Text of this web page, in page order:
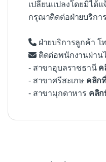
เปลี่ยนแปลงโดยมิได้
กรุณาติดต่อฝ่ายบริกา
ฝ่ายบริการลูกค้า โ
ติดต่อพนักงานผ่าน
- สาขาอุบลราชธานี ค
- สาขาศรีสะเกษ คลิก
- สาขามุกดาหาร คลิ